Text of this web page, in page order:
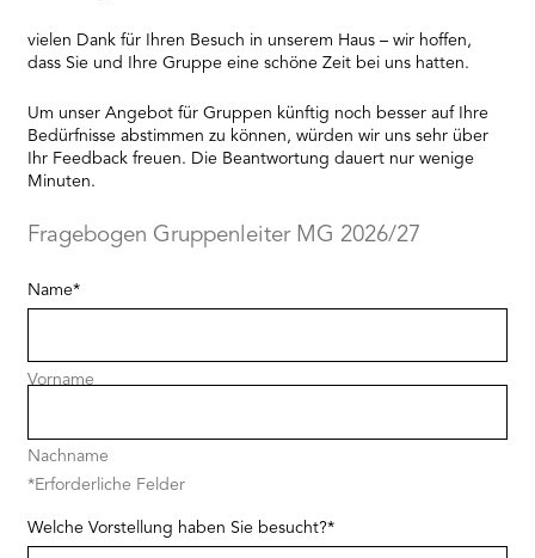
vielen Dank für Ihren Besuch in unserem Haus – wir hoffen,
dass Sie und Ihre Gruppe eine schöne Zeit bei uns hatten.
Um unser Angebot für Gruppen künftig noch besser auf Ihre
Bedürfnisse abstimmen zu können, würden wir uns sehr über
Ihr Feedback freuen. Die Beantwortung dauert nur wenige
Minuten.
Fragebogen Gruppenleiter MG 2026/27
zeigt
Felder
an
Name*
Vorname
Nachname
*Erforderliche Felder
Welche Vorstellung haben Sie besucht?*